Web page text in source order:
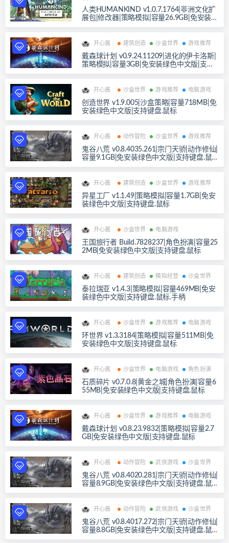
人类HUMANKIND v1.0.7.1764|非洲文化扩
展包|修改器|策略模拟|容量26.9GB|免安装绿
色中文版|支持键盘.鼠标
开心酱 建筑创造 沙盒世界 游戏推荐
戴森球计划 v0.9.24.11209|进化的伊卡洛斯|
策略模拟|容量3GB|免安装绿色中文版|支持
键盘.鼠标
开心酱 沙盒世界 游戏推荐 电脑游戏
创造世界 v1.9.005|沙盒策略|容量718MB|免
安装绿色中文版|支持键盘.鼠标
开心酱 动作冒险 沙盒世界 游戏推荐
鬼谷八荒 v0.8.4035.261|宗门天骄|动作修仙|
容量9.1GB|免安装绿色中文版|支持键盘.鼠
标
开心酱 建筑创造 沙盒世界 游戏推荐
异星工厂 v1.1.49|策略模拟|容量1.7GB|免安
装绿色中文版|支持键盘.鼠标
开心酱 沙盒世界 电脑游戏
王国旅行者 Build.7828237|角色扮演|容量25
2MB|免安装绿色中文版|支持键盘.鼠标
开心酱 建筑创造 模拟经营 沙盒世界
泰拉瑞亚 v1.4.3|策略模拟|容量469MB|免安
装绿色中文版|支持键盘.鼠标.手柄
开心酱 沙盒世界 游戏推荐 电脑游戏
环世界 v1.3.3184|策略模拟|容量511MB|免
安装绿色中文版|支持键盘.鼠标
开心酱 沙盒世界 电脑游戏 角色扮演
石质碎片 v0.7.0.8|黄金之城|角色扮演|容量6
55MB|免安装绿色中文版|支持键盘.鼠标
开心酱 沙盒世界 游戏推荐 电脑游戏
戴森球计划 v0.8.23.9832|策略模拟|容量2.7
GB|免安装绿色中文版|支持键盘.鼠标
开心酱 动作冒险 武侠游戏 沙盒世界
鬼谷八荒 v0.8.4020.281|宗门天骄|动作修仙|
容量8.9GB|免安装绿色中文版|支持键盘.鼠
标
开心酱 动作冒险 武侠游戏 沙盒世界
鬼谷八荒 v0.8.4017.272|宗门天骄|动作修仙|
容量8.8GB|免安装绿色中文版|支持键盘.鼠
标